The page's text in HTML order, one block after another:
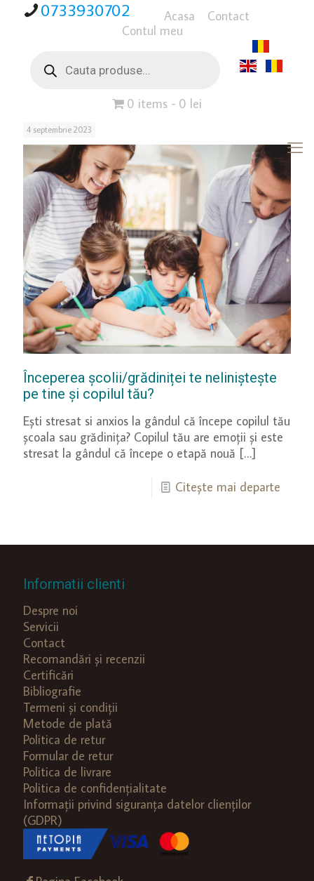
0733930702 Acasa
Contact
Contul meu
search
0 items 0 lei
4 septembrie 2023
Începerea școlii/grădiniței te neliniștește
pe tine și copilul tău?
Ești stresat si anxios la gândul că începe copilul tău
școala sau grădinița? Copilul tău are emoții și este
stresat la gândul că începe o etapă nouă […]
Citește mai departe
Informatii clienti
Despre noi
Servicii
Contact
Recomandări și recenzii
Certificări
Bibliografie
Termeni și condiții
Metode de plată
Politica de retur
Formular de retur
Politica de livrare
Politica de confidențialitate
Informații privind siguranța datelor clienților
(GDPR)